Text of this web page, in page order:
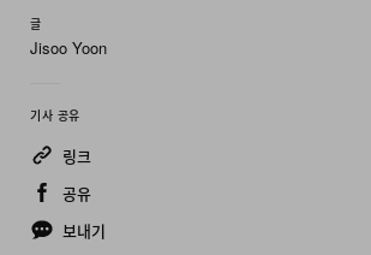
글
Jisoo Yoon
기사 공유
링크
공유
보내기